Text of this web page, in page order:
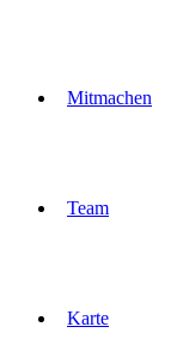
Mitmachen
Team
Karte